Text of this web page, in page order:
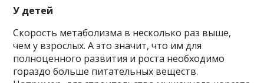
У детей
Скорость метаболизма в несколько раз выше,
чем у взрослых. А это значит, что им для
полноценного развития и роста необходимо
гораздо больше питательных веществ.